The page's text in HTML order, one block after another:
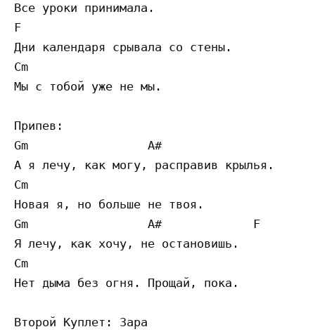
Все уроки принимала.
F
Дни календаря срывала со стены.
Cm
Мы с тобой уже не мы.
Припев:
Gm                 A#
А я лечу, как могу, расправив крылья.
Cm
Новая я, но больше не твоя.
Gm                 A#             F
Я лечу, как хочу, не остановишь.
Cm
Нет дыма без огня. Прощай, пока.
Второй Куплет: Зара